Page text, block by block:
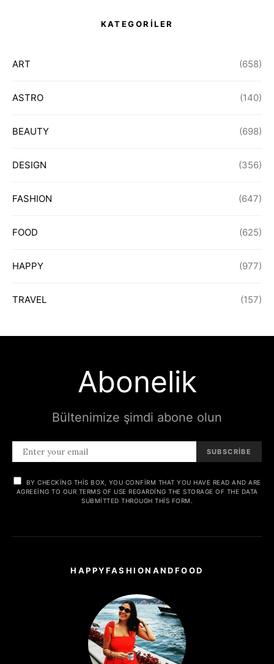
KATEGORİLER
ART (658)
ASTRO (140)
BEAUTY (698)
DESIGN (356)
FASHION (647)
FOOD (625)
HAPPY (977)
TRAVEL (157)
Abonelik
Bültenimize şimdi abone olun
SUBSCRIBE
BY CHECKING THIS BOX, YOU CONFIRM THAT YOU HAVE READ AND ARE
AGREEING TO OUR TERMS OF USE REGARDING THE STORAGE OF THE DATA
SUBMITTED THROUGH THIS FORM.
HAPPYFASHIONANDFOOD